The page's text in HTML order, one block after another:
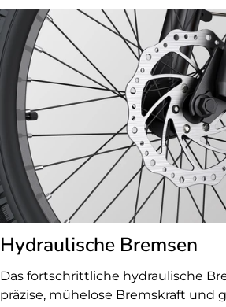
Hydraulische Bremsen
Das fortschrittliche hydraulische
präzise, mühelose Bremskraft und